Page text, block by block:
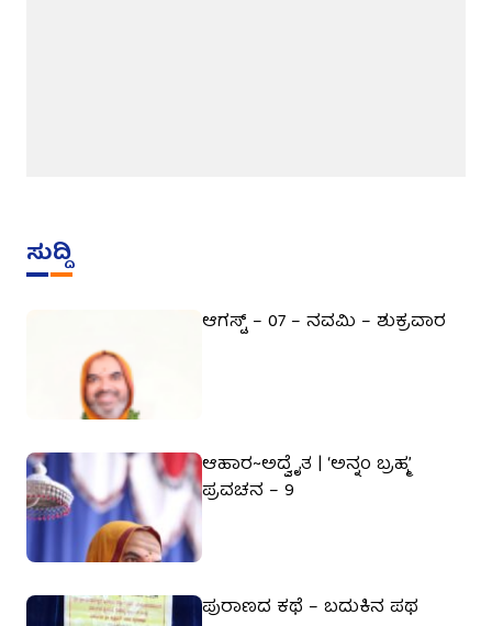
ಸುದ್ದಿ
ಆಗಸ್ಟ್ – 07 – ನವಮಿ – ಶುಕ್ರವಾರ
ಆಹಾರ~ಅದ್ವೈತ | ‘ಅನ್ನಂ ಬ್ರಹ್ಮ’
ಪ್ರವಚನ – 9
ಪುರಾಣದ ಕಥೆ – ಬದುಕಿನ ಪಥ